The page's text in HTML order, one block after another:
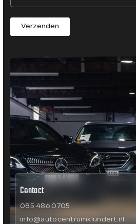
Verzenden
Contact
085 486 0705
info@autocentrumklundert.nl